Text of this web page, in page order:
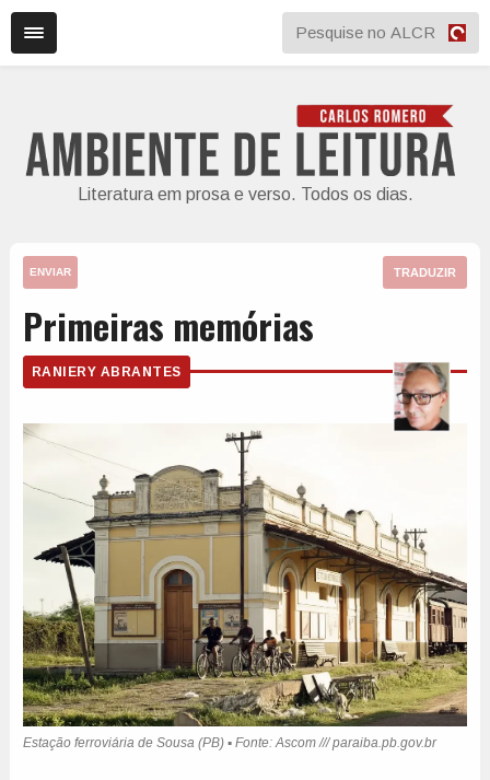
Literatura em prosa e verso. Todos os dias.
ENVIAR TRADUZIR
Primeiras memórias
RANIERY ABRANTES